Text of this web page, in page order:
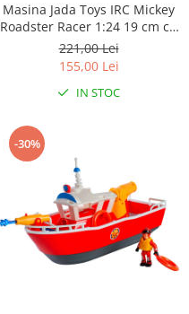
Masina Jada Toys IRC Mickey
Roadster Racer 1:24 19 cm cu
telecomanda
221,00 Lei
155,00 Lei
IN STOC
-30%